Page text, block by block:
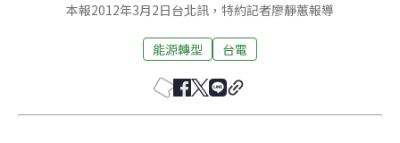
本報2012年3月2日台北訊，特約記者廖靜蕙報導
能源轉型 台電